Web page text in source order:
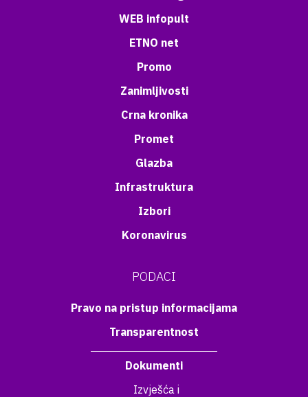
WEB infopult
ETNO net
Promo
Zanimljivosti
Crna kronika
Promet
Glazba
Infrastruktura
Izbori
Koronavirus
PODACI
Pravo na pristup informacijama
Transparentnost
Dokumenti
Izvješća i